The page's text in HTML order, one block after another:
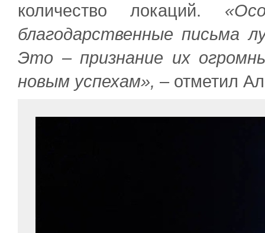
количество локаций.
благодарственные письма
Это – признание их
новым успехам», – отметил